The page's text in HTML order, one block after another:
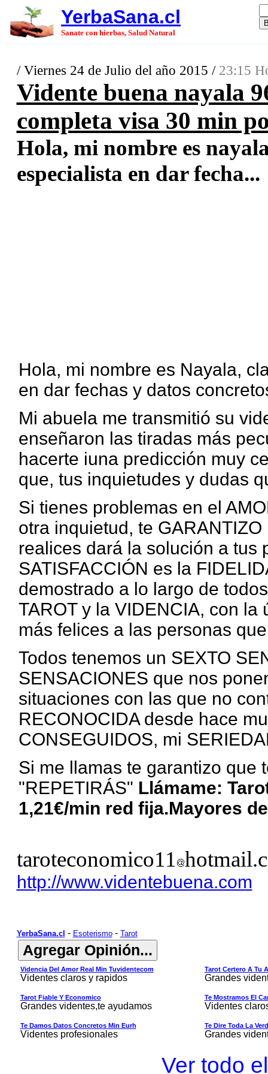
YerbaSana.cl
Sanate con hierbas, Salud Natural
/ Viernes 24 de Julio del año 2015 / 23:15
Vidente buena nayala
completa visa 30 min
Hola, mi nombre es
especialista en dar fecha...
Hola, mi nombre es Nayala,
en dar fechas y datos
Mi abuela me transmitió su
enseñaron las tiradas más
hacerte iuna predicción muy
que, tus inquietudes y dudas
Si tienes problemas en el
otra inquietud, te
realices dará la solución a tus
SATISFACCIÓN es la
demostrado a lo largo de
TAROT y la VIDENCIA, con la
más felices a las personas
Todos tenemos un SEXTO
SENSACIONES que nos
situaciones con las que no
RECONOCIDA desde hace
CONSEGUIDOS, mi
Si me llamas te garantizo que
"REPETIRÁS" Llámame:
1,21€/min red fija.Mayores
taroteconomico11
http://www.videntebuena.com
YerbaSana.cl - Esoterismo- Tarot
Videncia Del Amor Real Min Tuvidentecom
Videntes claros y rapidos
Tarot Certero A Tu
Grandes
Tarot Fiable Y Economico
Grandes videntes,te ayudamos
Te Mostramos El
Videntes
Te Damos Datos Concretos Min Eurh
Videntes profesionales
Te Dire Toda La
Grandes
Ver todo